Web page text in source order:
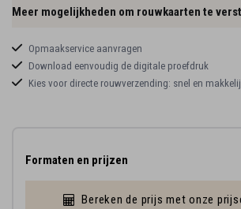
Meer mogelijkheden om rouwkaarten te
Opmaakservice aanvragen
Download eenvoudig de digitale proefdruk
Kies voor directe rouwverzending: snel en
Formaten en prijzen
Bereken de prijs met onze